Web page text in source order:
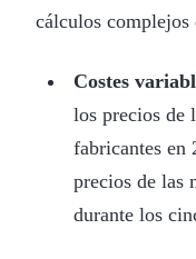
cálculos complejos
Costes
los precios de
fabricantes en
precios de las
durante los